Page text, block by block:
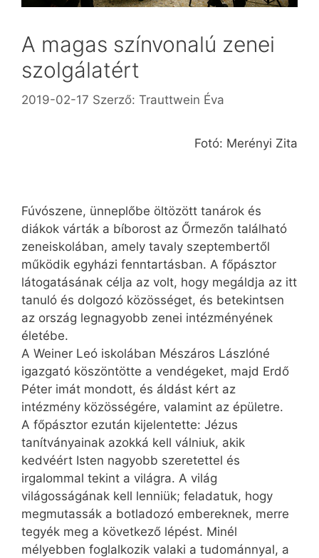
A magas színvonalú zenei
szolgálatért
2019-02-17 Szerző: Trauttwein Éva
Fotó: Merényi Zita
Fúvószene, ünneplőbe öltözött tanárok és
diákok várták a bíborost az Őrmezőn található
zeneiskolában, amely tavaly szeptembertől
működik egyházi fenntartásban. A főpásztor
látogatásának célja az volt, hogy megáldja az itt
tanuló és dolgozó közösséget, és betekintsen
az ország legnagyobb zenei intézményének
életébe.
A Weiner Leó iskolában Mészáros Lászlóné
igazgató köszöntötte a vendégeket, majd Erdő
Péter imát mondott, és áldást kért az
intézmény közösségére, valamint az épületre.
A főpásztor ezután kijelentette: Jézus
tanítványainak azokká kell válniuk, akik
kedvéért Isten nagyobb szeretettel és
irgalommal tekint a világra. A világ
világosságának kell lenniük; feladatuk, hogy
megmutassák a botladozó embereknek, merre
tegyék meg a következő lépést. Minél
mélyebben foglalkozik valaki a tudománnyal, a